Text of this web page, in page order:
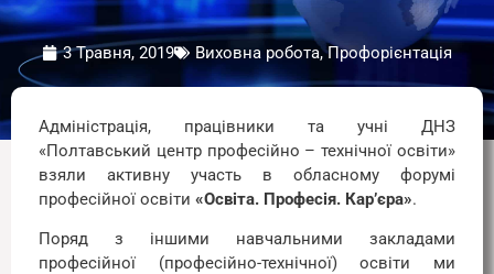
3 Травня, 2019 Виховна робота, Профорієнтація
Адміністрація, працівники та учні ДНЗ
«Полтавський центр професійно – технічної освіти»
взяли активну участь в обласному форумі
професійної освіти «Освіта. Професія. Кар’єра».
Поряд з іншими навчальними закладами
професійної (професійно-технічної) освіти ми